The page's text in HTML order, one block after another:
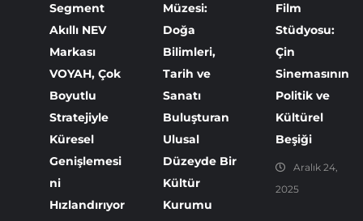
Segment
Akıllı NEV
Markası
VOYAH, Çok
Boyutlu
Stratejiyle
Küresel
Genişlemesi
ni
Hızlandırıyor
Müzesi:
Doğa
Bilimleri,
Tarih ve
Sanatı
Buluşturan
Ulusal
Düzeyde Bir
Kültür
Kurumu
Film
Stüdyosu:
Çin
Sinemasının
Politik ve
Kültürel
Beşiği
Aralık 24,
2025